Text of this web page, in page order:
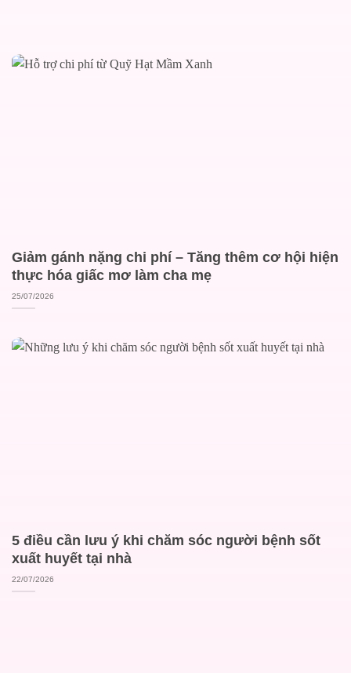
Giảm gánh nặng chi phí – Tăng thêm cơ hội hiện
thực hóa giấc mơ làm cha mẹ
25/07/2026
5 điều cần lưu ý khi chăm sóc người bệnh sốt
xuất huyết tại nhà
22/07/2026